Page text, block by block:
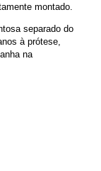
montado.
separado do
à prótese,
na